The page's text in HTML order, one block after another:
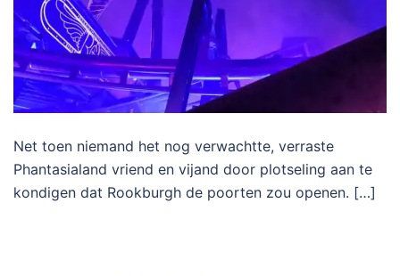
Net toen niemand het nog verwachtte, verraste
Phantasialand vriend en vijand door plotseling aan te
kondigen dat Rookburgh de poorten zou openen. […]